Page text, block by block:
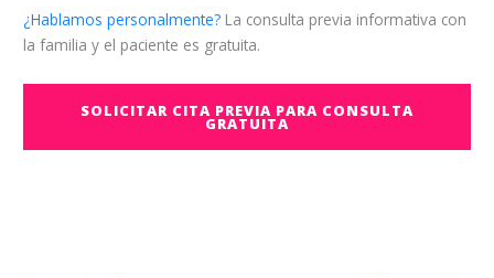
¿Hablamos personalmente? La consulta previa informativa con
la familia y el paciente es gratuita.
SOLICITAR CITA PREVIA PARA CONSULTA
GRATUITA